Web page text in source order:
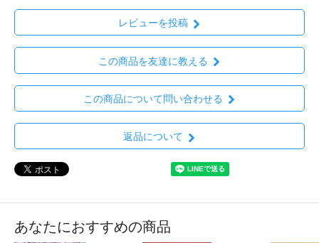
レビューを投稿
この商品を友達に教える
この商品について問い合わせる
返品について
あなたにおすすめの商品